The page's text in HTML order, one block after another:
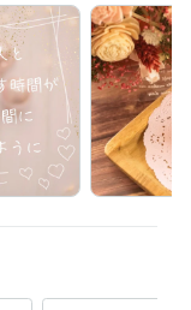
子育てのお悩み パー